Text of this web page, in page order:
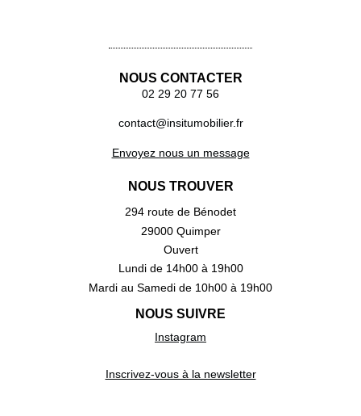
NOUS CONTACTER
02 29 20 77 56
contact@insitumobilier.fr
Envoyez nous un message
NOUS TROUVER
294 route de Bénodet
29000 Quimper
Ouvert
Lundi de 14h00 à 19h00
Mardi au Samedi de 10h00 à 19h00
NOUS SUIVRE
Instagram
Inscrivez-vous à la newsletter